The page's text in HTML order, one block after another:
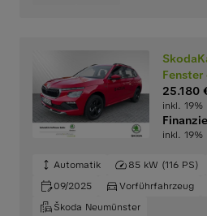
Fenster
25.180
inkl. 19%
inkl. 19%
Automatik 85 kW (116 PS)
09/2025
Vorführfahrzeug
Škoda Neumünster